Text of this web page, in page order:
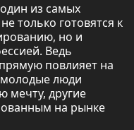
из самых
только готовятся к
но и
Ведь
повлияет на
люди
мечту, другие
на рынке